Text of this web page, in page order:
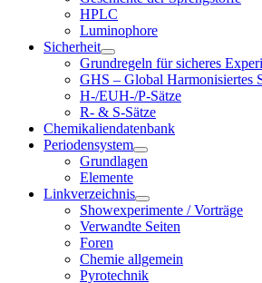
HPLC
Luminophore
Sicherheit
Grundregeln für sicheres
GHS – Global Harmonisiertes
H-/EUH-/P-Sätze
R- & S-Sätze
Chemikaliendatenbank
Periodensystem
Grundlagen
Elemente
Linkverzeichnis
Showexperimente / Vorträge
Verwandte Seiten
Foren
Chemie allgemein
Pyrotechnik